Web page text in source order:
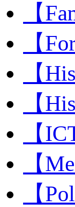
【
【
【
【
【
【
【